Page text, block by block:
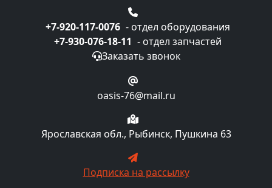
+7-920-117-0076 - отдел оборудования
+7-930-076-18-11 - отдел запчастей
Заказать звонок
oasis-76@mail.ru
Ярославская обл., Рыбинск, Пушкина 63
Подписка на рассылку